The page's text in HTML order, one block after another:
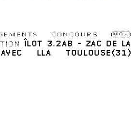
CONCOURS
MOA
ÎLOT 3.2AB - ZAC DE LA
AVEC LLA
TOULOUSE(31)